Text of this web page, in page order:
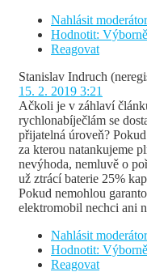
Nahlásit
Hodnotit:
Reagovat
Stanislav Indruch
15. 2. 2019 3:21
Ačkoli je v záhlaví
rychlonabíječlám se
přijatelná úroveň?
za kterou natankujeme
nevýhoda, nemluvě o
už ztrácí baterie 25%
Pokud nemohlou
elektromobil nechci ani
Nahlásit
Hodnotit:
Reagovat